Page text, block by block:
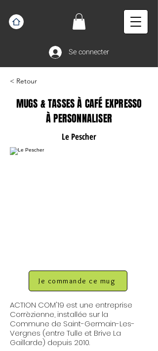
Se connecter
< Retour
MUGS & TASSES À CAFÉ EXPRESSO
À PERSONNALISER
Le Pescher
Je commande ce mug
ACTION COM'19 est une entreprise
Corrèzienne, installée sur la
Commune de Saint-Germain-Les-
Vergnes (entre Tulle et Brive La
Gaillarde) depuis 2010.